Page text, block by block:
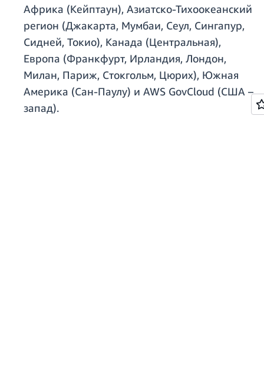
Африка (Кейптаун), Азиатско-Тихоокеанский
регион (Джакарта, Мумбаи, Сеул, Сингапур,
Сидней, Токио), Канада (Центральная),
Европа (Франкфурт, Ирландия, Лондон,
Милан, Париж, Стокгольм, Цюрих), Южная
Америка (Сан-Паулу) и AWS GovCloud (США –
запад).